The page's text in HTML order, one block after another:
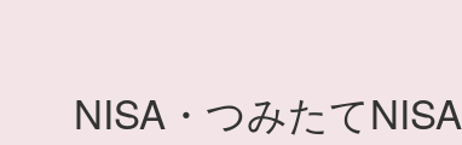
NISA・つみたてNISA